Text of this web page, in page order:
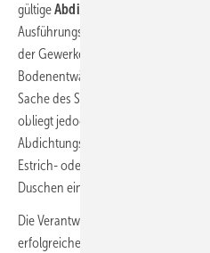
gültigeAbdichtnorm DIN 18 534
Ausführungsqualität bei AIV-
der Gewerke“ weiter zu verbessern.
Bodenentwässerung und
Sache des SHK-Fachhandwerkers.
obliegt jedoch dem Fliesenleger oder
Abdichtungsfirmen. Je nach
Estrich- oder der Fliesenleger den
Duschen ein.
Die Verantwortung ist also auf
erfolgreiche Zusammenarbeit sind